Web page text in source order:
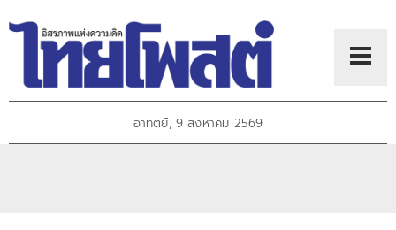
อาทิตย์, 9 สิงหาคม 2569